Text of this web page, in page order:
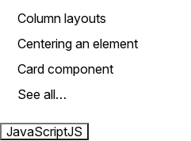
Column layouts
Centering an element
Card component
See all…
JavaScriptJS